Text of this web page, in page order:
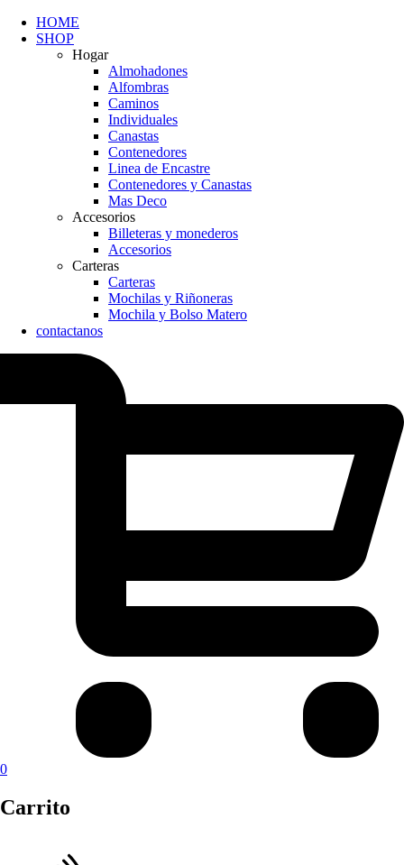
HOME
SHOP
Hogar
Almohadones
Alfombras
Caminos
Individuales
Canastas
Contenedores
Linea de Encastre
Contenedores y Canastas
Mas Deco
Accesorios
Billeteras y monederos
Accesorios
Carteras
Carteras
Mochilas y Riñoneras
Mochila y Bolso Matero
contactanos
0
Carrito